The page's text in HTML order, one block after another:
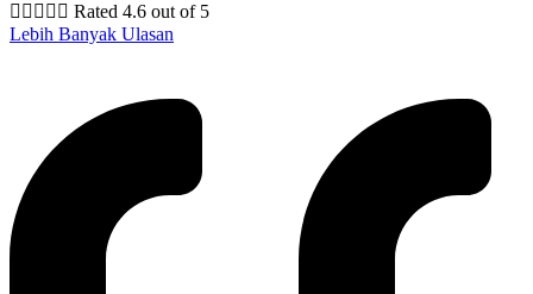
     Rated 4.6 out of 5
Lebih Banyak Ulasan